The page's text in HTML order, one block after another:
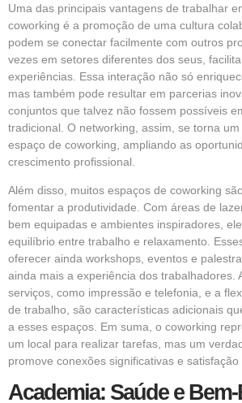
Uma das principais vantagens de trabalhar
coworking é a promoção de uma cultura
podem se conectar facilmente com outros
vezes em setores diferentes dos seus,
experiências. Essa interação não só
mas também pode resultar em parcerias
conjuntos que talvez não fossem possíveis
tradicional. O networking, assim, se torna
espaço de coworking, ampliando as
crescimento profissional.
Além disso, muitos espaços de coworking
fomentar a produtividade. Com áreas de
bem equipadas e ambientes inspiradores,
equilíbrio entre trabalho e relaxamento.
oferecer ainda workshops, eventos e
ainda mais a experiência dos trabalhadores.
serviços, como impressão e telefonia, e a
de trabalho, são características adicionais
a esses espaços. Em suma, o coworking
um local para realizar tarefas, mas um
promove conexões significativas e satisfação
Academia: Saúde e